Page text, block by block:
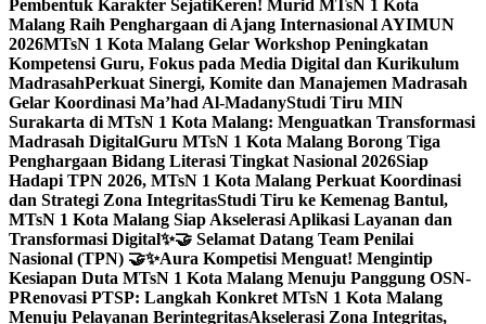
Pembentuk Karakter SejatiKeren! Murid MTsN 1 Kota
Malang Raih Penghargaan di Ajang Internasional AYIMUN
2026MTsN 1 Kota Malang Gelar Workshop Peningkatan
Kompetensi Guru, Fokus pada Media Digital dan Kurikulum
MadrasahPerkuat Sinergi, Komite dan Manajemen Madrasah
Gelar Koordinasi Ma’had Al-MadanyStudi Tiru MIN
Surakarta di MTsN 1 Kota Malang: Menguatkan Transformasi
Madrasah DigitalGuru MTsN 1 Kota Malang Borong Tiga
Penghargaan Bidang Literasi Tingkat Nasional 2026Siap
Hadapi TPN 2026, MTsN 1 Kota Malang Perkuat Koordinasi
dan Strategi Zona IntegritasStudi Tiru ke Kemenag Bantul,
MTsN 1 Kota Malang Siap Akselerasi Aplikasi Layanan dan
Transformasi Digital✨🤝 Selamat Datang Team Penilai
Nasional (TPN) 🤝✨Aura Kompetisi Menguat! Mengintip
Kesiapan Duta MTsN 1 Kota Malang Menuju Panggung OSN-
PRenovasi PTSP: Langkah Konkret MTsN 1 Kota Malang
Menuju Pelayanan BerintegritasAkselerasi Zona Integritas,